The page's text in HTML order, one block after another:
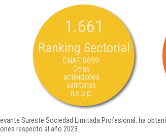
1.661
Ranking Sectorial
CNAE 8699:
Otras
actividades
sanitarias
n.c.o.p.
Sureste Sociedad Limitada Profesional. ha
respecto al año 2023.